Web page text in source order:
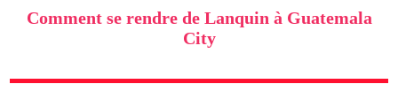
l’article
Comment se rendre de Lanquin à Guatemala
City